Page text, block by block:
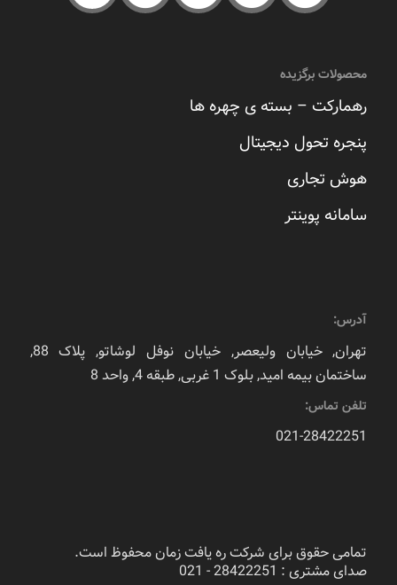
محصولات برگزیده
رهمارکت – بسته ی چهره ها
پنجره تحول دیجیتال
هوش تجاری
سامانه پوینتر
آدرس:
تهران, خیابان ولیعصر, خیابان نوفل لوشاتو, پلاک 88,
ساختمان بیمه امید, بلوک 1 غربی, طبقه 4, واحد 8
تلفن تماس:
021-28422251
تمامی حقوق برای شرکت ره یافت زمان محفوظ است.
صدای مشتری : 28422251 - 021